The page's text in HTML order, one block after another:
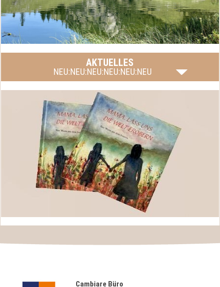
AKTUELLES
NEU:NEU:NEU:NEU:NEU:NEU
mehr lesen
Fink-Eisinger ist endlich fertig.
Cambiare Büro